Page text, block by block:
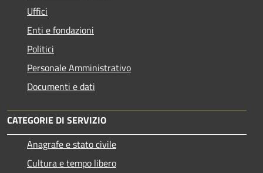
Uffici
Enti e fondazioni
Politici
Personale Amministrativo
Documenti e dati
CATEGORIE DI SERVIZIO
Anagrafe e stato civile
Cultura e tempo libero